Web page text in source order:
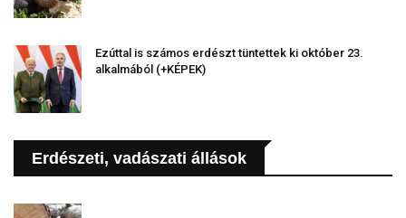
Ezúttal is számos erdészt tüntettek ki október 23.
alkalmából (+KÉPEK)
Erdészeti, vadászati állások